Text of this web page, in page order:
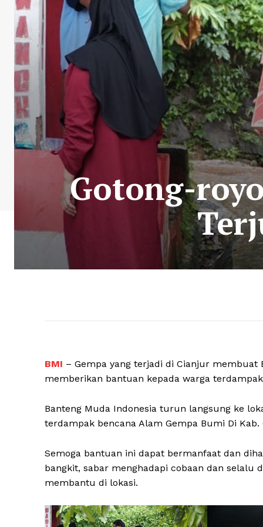
Gotong-
BMI – Gempa yang terjadi di Cianjur
memberikan bantuan kepada warga
Banteng Muda Indonesia turun langsung ke
terdampak bencana Alam Gempa Bumi Di Kab.
Semoga bantuan ini dapat bermanfaat dan
bangkit, sabar menghadapi cobaan dan selalu
membantu di lokasi.